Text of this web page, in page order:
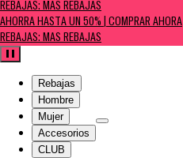
REBAJAS: MÁS REBAJAS
AHORRA HASTA UN 50% | COMPRAR AHORA
REBAJAS: MÁS REBAJAS
Pausa
Rebajas
Hombre
Mujer
Accesorios
CLUB